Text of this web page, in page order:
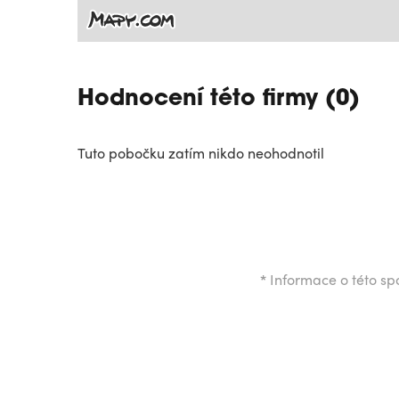
Hodnocení této firmy (0)
Tuto pobočku zatím nikdo neohodnotil
* Informace o této